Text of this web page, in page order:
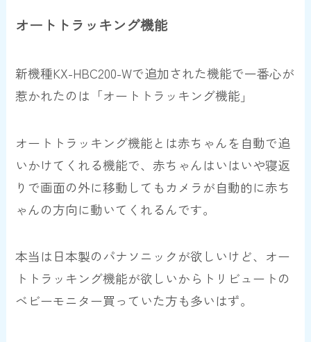
オートトラッキング機能
新機種KX-HBC200-Wで追加された機能で一番心が
惹かれたのは「オートトラッキング機能」
オートトラッキング機能とは赤ちゃんを自動で追
いかけてくれる機能で、赤ちゃんはいはいや寝返
りで画面の外に移動してもカメラが自動的に赤ち
ゃんの方向に動いてくれるんです。
本当は日本製のパナソニックが欲しいけど、オー
トトラッキング機能が欲しいからトリビュートの
ベビーモニター買っていた方も多いはず。